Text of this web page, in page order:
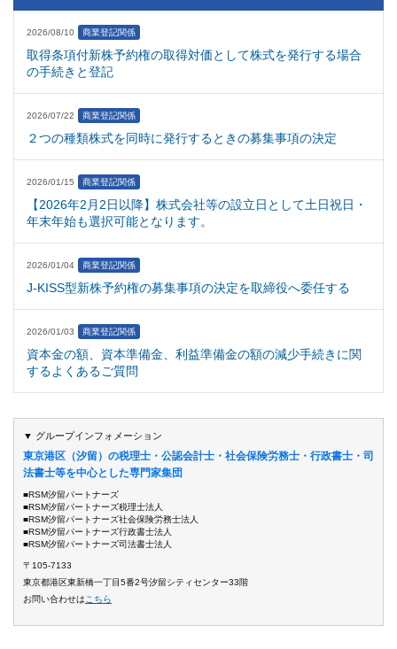
2026/08/10 商業登記関係
取得条項付新株予約権の取得対価として株式を発行する場合
の手続きと登記
2026/07/22 商業登記関係
２つの種類株式を同時に発行するときの募集事項の決定
2026/01/15 商業登記関係
【2026年2月2日以降】株式会社等の設立日として土日祝日・
年末年始も選択可能となります。
2026/01/04 商業登記関係
J-KISS型新株予約権の募集事項の決定を取締役へ委任する
2026/01/03 商業登記関係
資本金の額、資本準備金、利益準備金の額の減少手続きに関
するよくあるご質問
▼ グループインフォメーション
東京港区（汐留）の税理士・公認会計士・社会保険労務士・行政書士・司
法書士等を中心とした専門家集団
■RSM汐留パートナーズ
■RSM汐留パートナーズ税理士法人
■RSM汐留パートナーズ社会保険労務士法人
■RSM汐留パートナーズ行政書士法人
■RSM汐留パートナーズ司法書士法人
〒105-7133
東京都港区東新橋一丁目5番2号汐留シティセンター33階
お問い合わせはこちら